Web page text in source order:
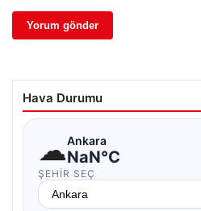
Hava Durumu
☁Ankara
NaN°C
ŞEHIR SEÇ